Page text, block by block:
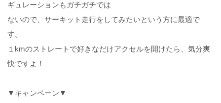
ギュレーションもガチガチでは
ないので、サーキット走行をしてみたいという方に最適で
す。
１kmのストレートで好きなだけアクセルを開けたら、気分爽
快ですよ！
▼キャンペーン▼